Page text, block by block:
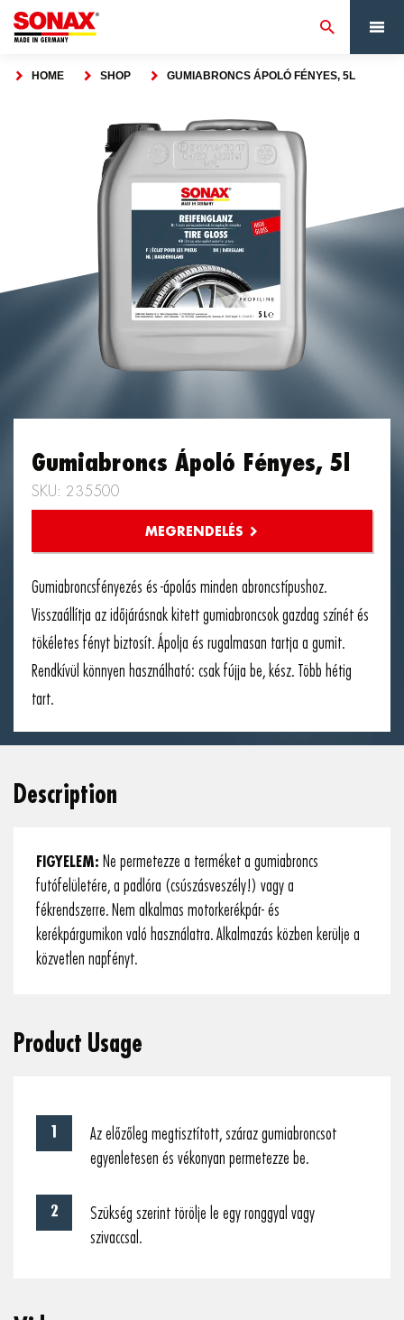
HOME SHOP GUMIABRONCS ÁPOLÓ FÉNYES, 5L
Gumiabroncs Ápoló Fényes, 5l
SKU: 235500
Gumiabroncsfényezés és -ápolás minden abroncstípushoz.
Visszaállítja az időjárásnak kitett gumiabroncsok gazdag színét és
tökéletes fényt biztosít. Ápolja és rugalmasan tartja a gumit.
Rendkívül könnyen használható: csak fújja be, kész. Több hétig
tart.
Description
FIGYELEM: Ne permetezze a terméket a gumiabroncs
futófelületére, a padlóra (csúszásveszély!) vagy a
fékrendszerre. Nem alkalmas motorkerékpár- és
kerékpárgumikon való használatra. Alkalmazás közben kerülje a
közvetlen napfényt.
Product Usage
Az előzőleg megtisztított, száraz gumiabroncsot
egyenletesen és vékonyan permetezze be.
Szükség szerint törölje le egy ronggyal vagy
szivaccsal.